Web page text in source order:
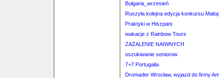
Bułgaria_wrzesień
Ruszyła kolejna edycja konkursu
Praktyki w Hiszpani
wakacje z Rainbow Tours
ZAŻALENIE NAIWNYCH
oszukiwanie seniorow
7+7 Portugalia
Dromader Wrocław, wyjazd do firmy